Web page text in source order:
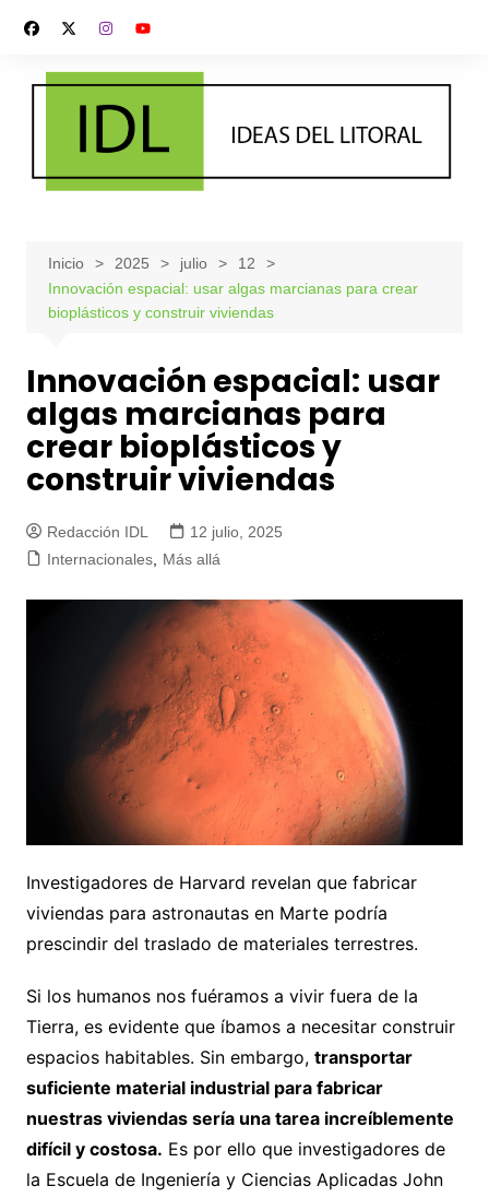
contenido
Inicio 2025 julio
12
Innovación espacial: usar algas marcianas para crear
bioplásticos y construir viviendas
Innovación espacial: usar
algas marcianas para
crear bioplásticos y
construir viviendas
Redacción IDL
12 julio, 2025
Internacionales, Más allá
Investigadores de Harvard revelan que fabricar
viviendas para astronautas en Marte podría
prescindir del traslado de materiales terrestres.
Si los humanos nos fuéramos a vivir fuera de la
Tierra, es evidente que íbamos a necesitar construir
espacios habitables. Sin embargo, transportar
suficiente material industrial para fabricar
nuestras viviendas sería una tarea increíblemente
difícil y costosa. Es por ello que investigadores de
la Escuela de Ingeniería y Ciencias Aplicadas John